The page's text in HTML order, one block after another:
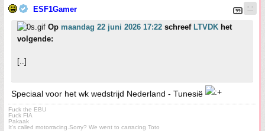
ESF1Gamer
Op maandag 22 juni 2026 17:22 schreef LTVDK het
volgende:
[..]
Speciaal voor het wk wedstrijd Nederland - Tunesië
Fuck the EBU
Fuck FIA
Pakaak
It's called motorracing.Sorry? We went to carracing Toto